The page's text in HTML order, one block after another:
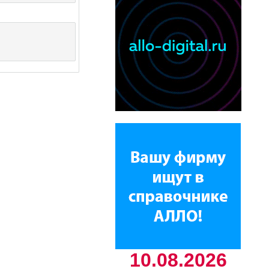
10.08.2026